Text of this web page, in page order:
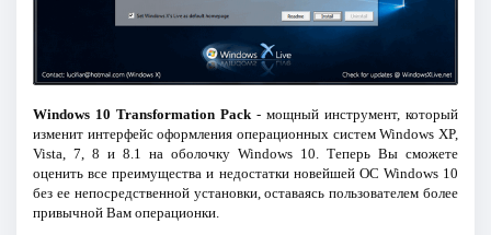
Windows 10 Transformation Pack- мощный инструмент, который
изменит интерфейс оформления операционных систем Windows XP,
Vista, 7, 8 и 8.1 на оболочку Windows 10. Теперь Вы сможете
оценить все преимущества и недостатки новейшей ОС Windows 10
без ее непосредственной установки, оставаясь пользователем более
привычной Вам операционки.